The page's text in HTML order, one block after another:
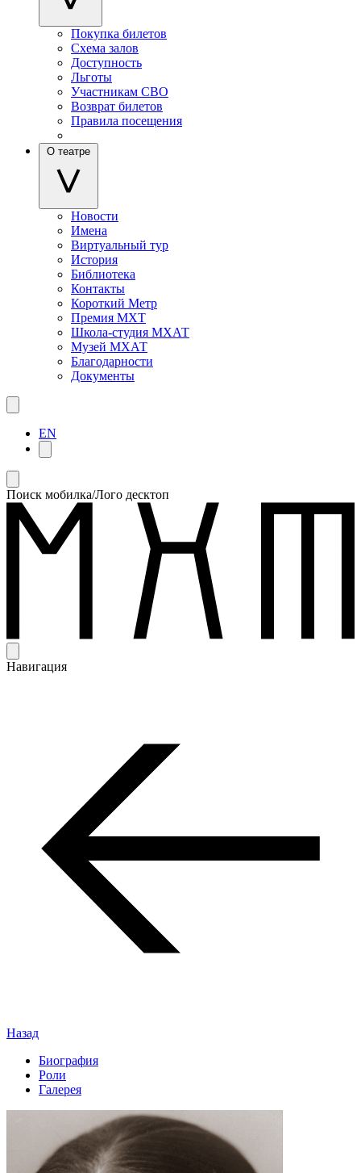
Покупка билетов
Схема залов
Доступность
Льготы
Участникам СВО
Возврат билетов
Правила посещения
О театре
Новости
Имена
Виртуальный тур
История
Библиотека
Контакты
Короткий Метр
Премия МХТ
Школа-студия МХАТ
Музей МХАТ
Благодарности
Документы
EN
Поиск мобилка/Лого десктоп
Навигация
Назад
Биография
Роли
Галерея